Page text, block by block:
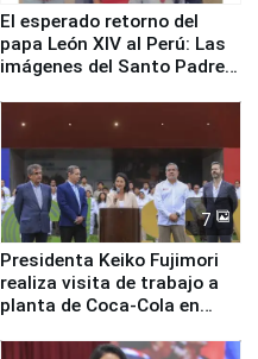
El esperado retorno del
papa León XIV al Perú: Las
imágenes del Santo Padre
7
Presidenta Keiko Fujimori
realiza visita de trabajo a
planta de Coca-Cola en